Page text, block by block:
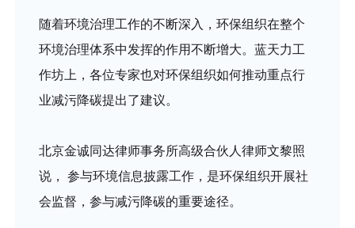
随着环境治理工作的不断深入，环保组织在整个
环境治理体系中发挥的作用不断增大。蓝天力工
作坊上，各位专家也对环保组织如何推动重点行
业减污降碳提出了建议。
北京金诚同达律师事务所高级合伙人律师文黎照
说， 参与环境信息披露工作，是环保组织开展社
会监督，参与减污降碳的重要途径。